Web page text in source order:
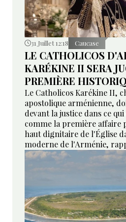
31 Juillet 12:18 Caucase
LE CATHOLICOS
KARÉKINE II SERA
PREMIÈRE
Le Catholicos Karékine II,
apostolique arménienne,
devant la justice dans ce
comme la première affaire
haut dignitaire de l'Église
moderne de l'Arménie,